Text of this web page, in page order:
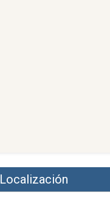
Localización